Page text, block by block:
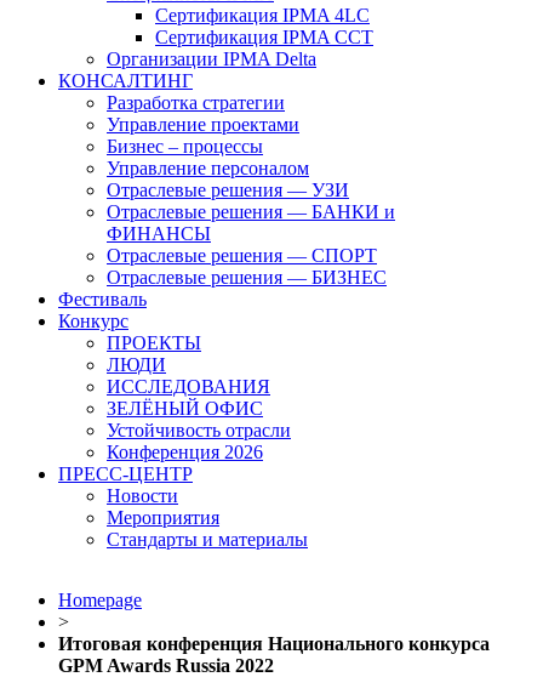
Сертификация IPMA 4LC
Сертификация IPMA CCT
Организации IPMA Delta
КОНСАЛТИНГ
Разработка стратегии
Управление проектами
Бизнес – процессы
Управление персоналом
Отраслевые решения — УЗИ
Отраслевые решения — БАНКИ и
ФИНАНСЫ
Отраслевые решения — СПОРТ
Отраслевые решения — БИЗНЕС
Фестиваль
Конкурс
ПРОЕКТЫ
ЛЮДИ
ИССЛЕДОВАНИЯ
ЗЕЛЁНЫЙ ОФИС
Устойчивость отрасли
Конференция 2026
ПРЕСС-ЦЕНТР
Новости
Мероприятия
Стандарты и материалы
Homepage
>
Итоговая конференция Национального конкурса
GPM Awards Russia 2022